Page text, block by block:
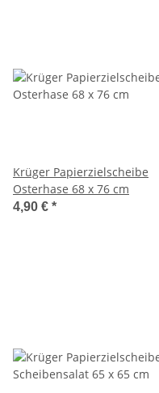
Krüger Papierzielscheibe
Osterhase 68 x 76 cm
4,90 € *